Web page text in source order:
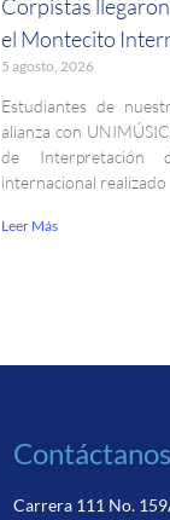
Corpistas
el Montecito
5 agosto, 2026
Estudiantes de
alianza con
de Interpretación
internacional realizado
Leer Más
Contáctanos
Carrera 111 No.